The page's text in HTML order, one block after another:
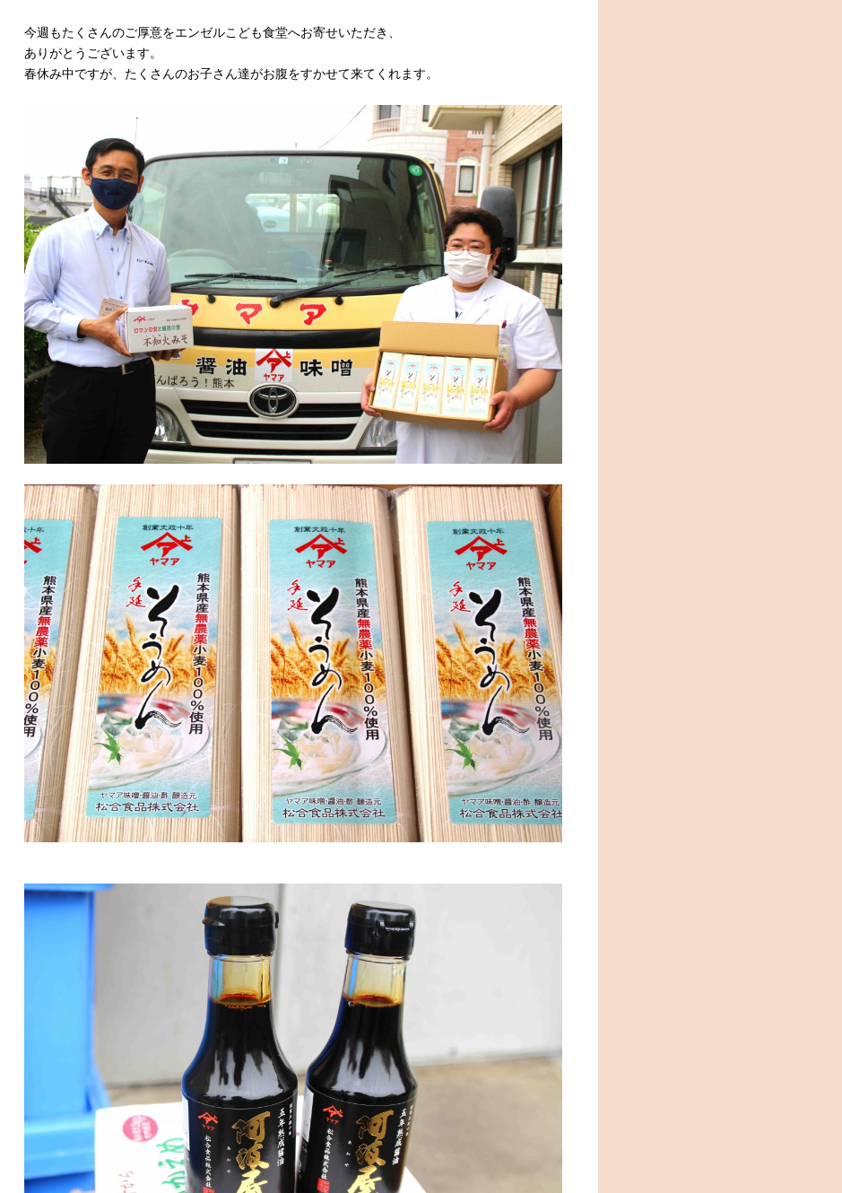
今週もたくさんのご厚意をエンゼルこども食堂へお寄せいただき、
ありがとうございます。
春休み中ですが、たくさんのお子さん達がお腹をすかせて来てくれます。